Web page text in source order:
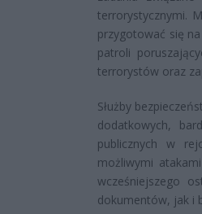
terrorystycznymi.
przygotować się
patroli
terrorystów oraz
Służby
dodatkowych,
publicznych w
możliwymi
wcześniejszego
dokumentów, jak i